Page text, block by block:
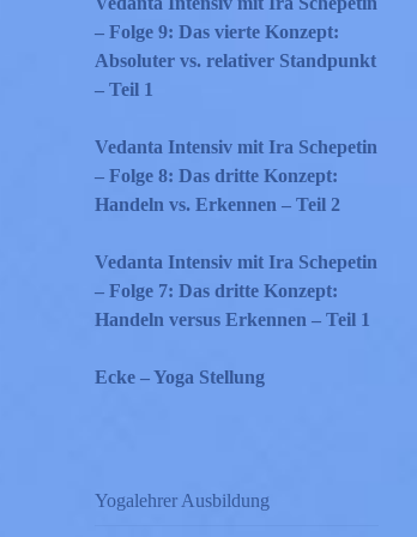
– Folge 9: Das vierte Konzept:
Absoluter vs. relativer Standpunkt
– Teil 1
Vedanta Intensiv mit Ira Schepetin
– Folge 8: Das dritte Konzept:
Handeln vs. Erkennen – Teil 2
Vedanta Intensiv mit Ira Schepetin
– Folge 7: Das dritte Konzept:
Handeln versus Erkennen – Teil 1
Ecke – Yoga Stellung
Yogalehrer Ausbildung